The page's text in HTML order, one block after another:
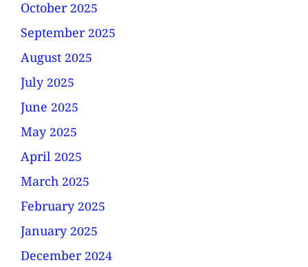
October 2025
September 2025
August 2025
July 2025
June 2025
May 2025
April 2025
March 2025
February 2025
January 2025
December 2024